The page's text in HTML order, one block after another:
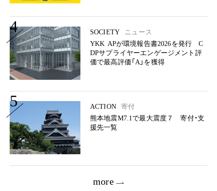
4 SOCIETY
ニュース
YKK APが環境報告書2026を発行 C
DPサプライヤーエンゲージメント評
価で最高評価「A」を獲得
5 ACTION
寄付
熊本地震M7.1で最大震度７ 寄付・支
援先一覧
more